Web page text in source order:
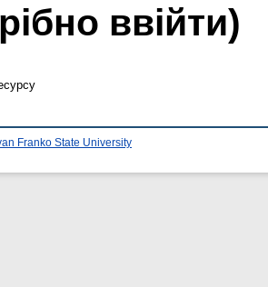
ввійти)
Franko State University